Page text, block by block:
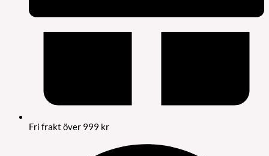
Fri frakt över 999 kr